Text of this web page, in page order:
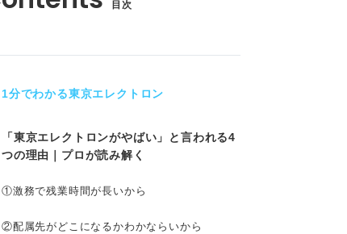
目次
1分でわかる東京エレクトロン
「東京エレクトロンがやばい」と言われる4
つの理由｜プロが読み解く
①激務で残業時間が長いから
②配属先がどこになるかわかならいから